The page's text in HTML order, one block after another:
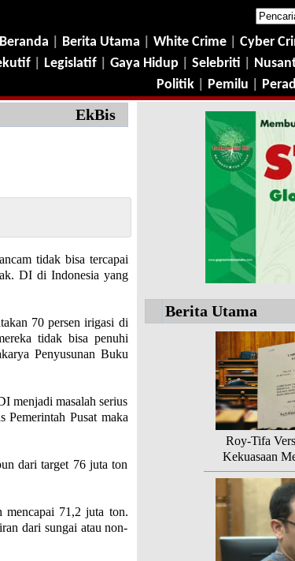
Beranda Berita Utama White Crime Cyber
Legislatif Gaya Hidup Selebriti
Politik
Pemilu
EkBis
tidak bisa tercapai
DI di Indonesia yang
70 persen irigasi di
tidak bisa penuhi
Penyusunan Buku
menjadi masalah serius
Pemerintah Pusat maka
dari target 76 juta ton
mencapai 71,2 juta ton.
dari sungai atau non-
Berita Utama
Roy-Tifa
Kekuasaan